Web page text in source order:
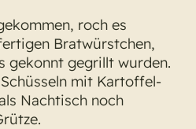
roch es
Bratwürstchen,
gekonnt gegrillt wurden.
mit Kartoffel-
Nachtisch noch